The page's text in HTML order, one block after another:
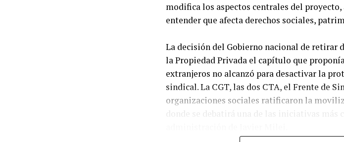
modifica los aspectos centrales del
entender que afecta derechos sociales,
La decisión del Gobierno nacional de retirar
la Propiedad Privada el capítulo que
extranjeros no alcanzó para desactivar la
sindical. La CGT, las dos CTA, el Frente de
organizaciones sociales ratificaron la
donde se debatirá una de las iniciativas más